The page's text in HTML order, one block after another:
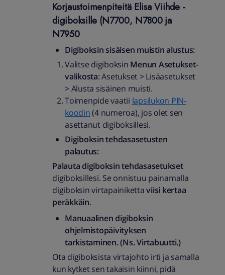
Korjaustoimenpiteitä Elisa Viihde -
digiboksille (N7700, N7800 ja
N7950
Digiboksin sisäisen muistin alustus:
Valitse digiboksin Menun Asetukset-
valikosta: Asetukset > Lisäasetukset
> Alusta sisäinen muisti.
Toimenpide vaatii lapsilukon PIN-
koodin(4 numeroa), jos olet sen
asettanut digiboksillesi.
Digiboksin tehdasasetusten
palautus:
Palauta digiboksin tehdasasetukset
digiboksillesi. Se onnistuu painamalla
digiboksin virtapainikettaviisi kertaa
peräkkäin.
Manuaalinen digiboksin
ohjelmistopäivityksen
tarkistaminen. (Ns. Virtabuutti.)
Ota digiboksista virtajohto irti ja samalla
kun kytket sen takaisin kiinni, pidä